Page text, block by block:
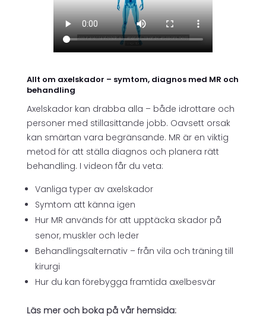
Allt om axelskador – symtom, diagnos med MR och
behandling
Axelskador kan drabba alla – både idrottare och
personer med stillasittande jobb. Oavsett orsak
kan smärtan vara begränsande. MR är en viktig
metod för att ställa diagnos och planera rätt
behandling. I videon får du veta:
Vanliga typer av axelskador
Symtom att känna igen
Hur MR används för att upptäcka skador på
senor, muskler och leder
Behandlingsalternativ – från vila och träning till
kirurgi
Hur du kan förebygga framtida axelbesvär
Läs mer och boka på vår hemsida: